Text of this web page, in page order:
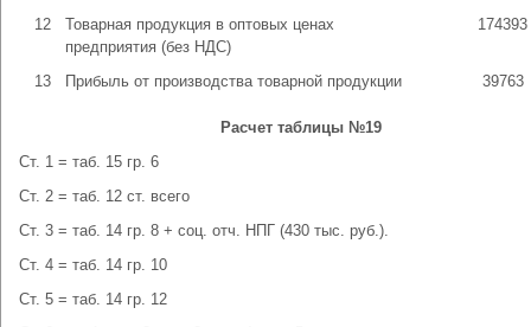
12
Товарная продукция в оптовых ценах
предприятия (без НДС)
174393
13 Прибыль от производства товарной продукции 39763
Расчет таблицы №19
Ст. 1 = таб. 15 гр. 6
Ст. 2 = таб. 12 ст. всего
Ст. 3 = таб. 14 гр. 8 + соц. отч. НПГ (430 тыс. руб.).
Ст. 4 = таб. 14 гр. 10
Ст. 5 = таб. 14 гр. 12